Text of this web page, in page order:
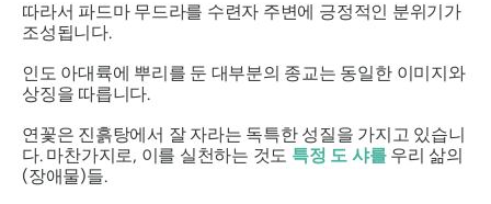
따라서 파드마 무드라를 수련자 주변에 긍정적인 분위기가
조성됩니다.
인도 아대륙에 뿌리를 둔 대부분의 종교는 동일한 이미지와
상징을 따릅니다.
연꽃은 진흙탕에서 잘 자라는 독특한 성질을 가지고 있습니
다. 마찬가지로, 이를 실천하는 것도 특정 도 샤를우리 삶의
(장애물)들.